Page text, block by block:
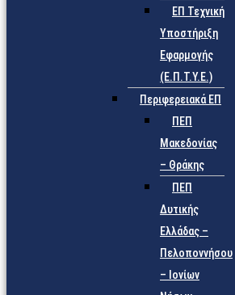
ΕΠ Τεχνική
Υποστήριξη
Εφαρμογής
(Ε.Π.Τ.Υ.Ε.)
Περιφερειακά ΕΠ
ΠΕΠ
Μακεδονίας
– Θράκης
ΠΕΠ
Δυτικής
Ελλάδας –
Πελοποννήσου
– Ιονίων